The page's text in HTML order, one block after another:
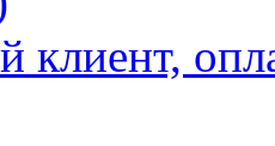
клиент,